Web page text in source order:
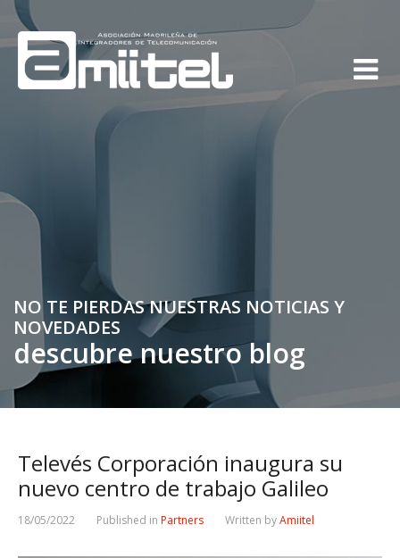
NO TE PIERDAS NUESTRAS NOTICIAS Y
NOVEDADES
descubre nuestro blog
Televés Corporación inaugura su
nuevo centro de trabajo Galileo
18/05/2022 Published in Partners Written byAmiitel